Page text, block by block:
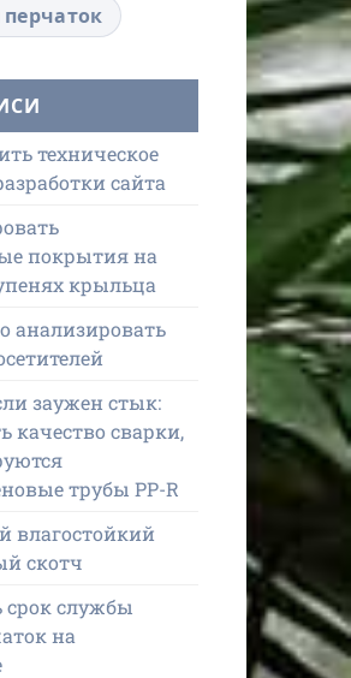
техническое
сайта
покрытия на
крыльца
анализировать
заужен стык:
качество сварки,
трубы PP-R
влагостойкий
скотч
срок службы
на